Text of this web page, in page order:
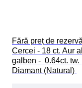
Fără preț de
Cercei - 18 ct. Aur
galben -  0.64ct. tw.
Diamant (Natural)